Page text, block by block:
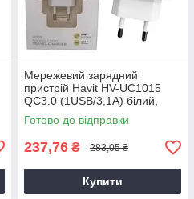
Мережевий зарядний
пристрій Havit HV-UC1015
QC3.0 (1USB/3,1А) білий,
адаптер живлення
Готово до відправки
237,76 ₴ 283,05 ₴
Купити